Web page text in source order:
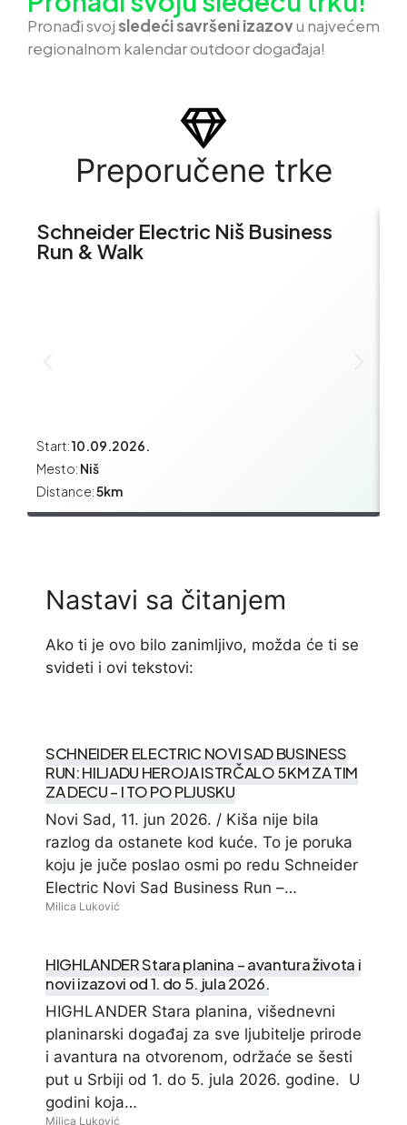
Pronađi svojsledeći savršeni izazovu najvećem
regionalnom kalendar outdoor događaja!
Preporučene trke
Schneider Electric Niš Business
Run & Walk
Start:10.09.2026.
Mesto: Niš
Distance:5km
Nastavi sa čitanjem
Ako ti je ovo bilo zanimljivo, možda će ti se
svideti i ovi tekstovi:
SCHNEIDER ELECTRIC NOVI SAD BUSINESS
RUN: HILJADU HEROJA ISTRČALO 5KM ZA TIM
ZA DECU – I TO PO PLJUSKU
Novi Sad, 11. jun 2026. / Kiša nije bila
razlog da ostanete kod kuće. To je poruka
koju je juče poslao osmi po redu Schneider
Electric Novi Sad Business Run –…
Milica Luković
HIGHLANDER Stara planina – avantura života i
novi izazovi od 1. do 5. jula 2026.
HIGHLANDER Stara planina, višednevni
planinarski događaj za sve ljubitelje prirode
i avantura na otvorenom, održaće se šesti
put u Srbiji od 1. do 5. jula 2026. godine. U
godini koja…
Milica Luković